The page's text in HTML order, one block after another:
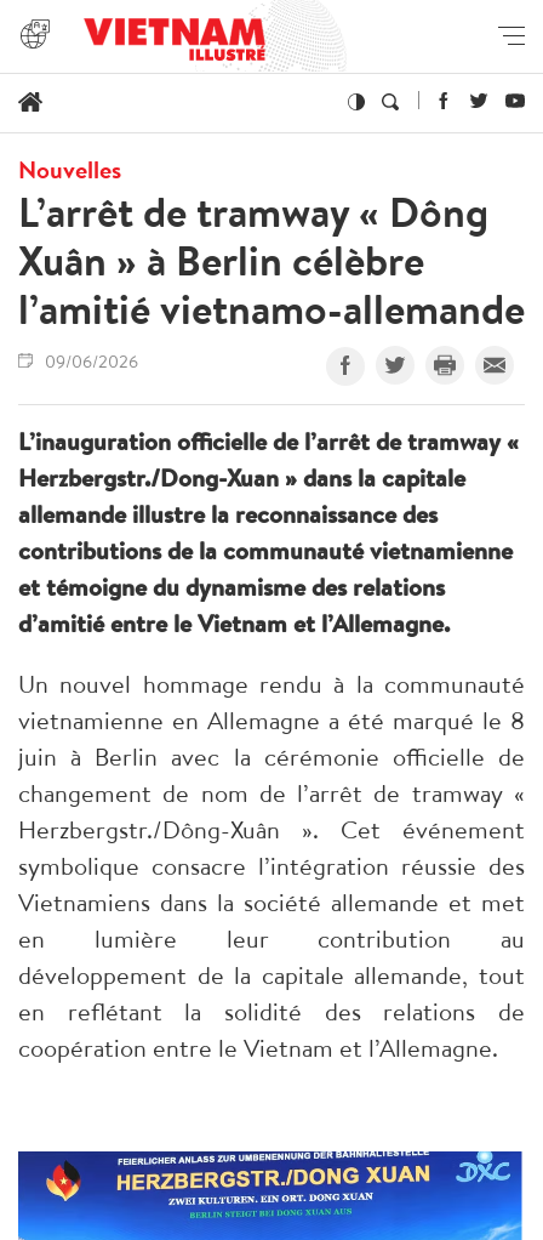
Nouvelles
L’arrêt de tramway « Dông
Xuân » à Berlin célèbre
l’amitié vietnamo-allemande
09/06/2026
L’inauguration officielle de l’arrêt de tramway «
Herzbergstr./Dong-Xuan » dans la capitale
allemande illustre la reconnaissance des
contributions de la communauté vietnamienne
et témoigne du dynamisme des relations
d’amitié entre le Vietnam et l’Allemagne.
Un nouvel hommage rendu à la communauté
vietnamienne en Allemagne a été marqué le 8
juin à Berlin avec la cérémonie officielle de
changement de nom de l’arrêt de tramway «
Herzbergstr./Dông-Xuân ». Cet événement
symbolique consacre l’intégration réussie des
Vietnamiens dans la société allemande et met
en lumière leur contribution au
développement de la capitale allemande, tout
en reflétant la solidité des relations de
coopération entre le Vietnam et l’Allemagne.